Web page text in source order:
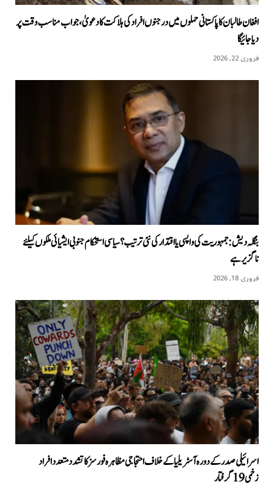
افغان طالبان کا پاکستانی حملوں میں درجنوں افراد کی ہلاکت کا دعویٰ، جواب مناسب وقت پر
دیا جائیگا
فروری 22, 2026
بنگلہ دیش: جمہوریت کی واپسی یا اقتدار کی نئی ترتیب؟ سیاسی استحکام جنوبی ایشیائی ملکوں کیلئے
ناگزیر ہے
فروری 18, 2026
اسرائیلی صدر کے دورہ آسٹریلیا کےخلاف احتجاجی مظاہرہ فورسز کا تشدد متعدد افراد
زخمی 19 گرفتار